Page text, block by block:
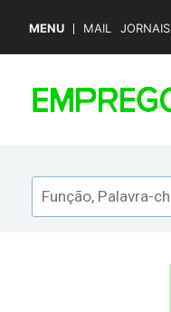
MENU MAIL JORNAIS